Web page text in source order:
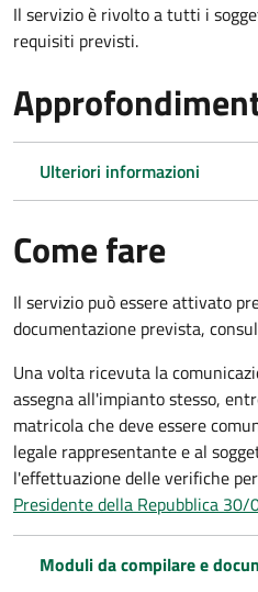
Il servizio è rivolto a tutti i
requisiti previsti.
Ulteriori informazioni
Come fare
Il servizio può essere attivato
documentazione prevista,
Una volta ricevuta la
assegna all'impianto stesso,
matricola che deve essere
legale rappresentante e al
l'effettuazione delle verifiche
Presidente della Repubblica
Moduli da compilare e